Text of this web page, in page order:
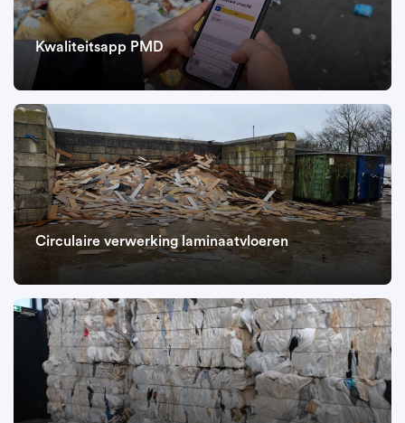
Kwaliteitsapp PMD
Circulaire verwerking laminaatvloeren